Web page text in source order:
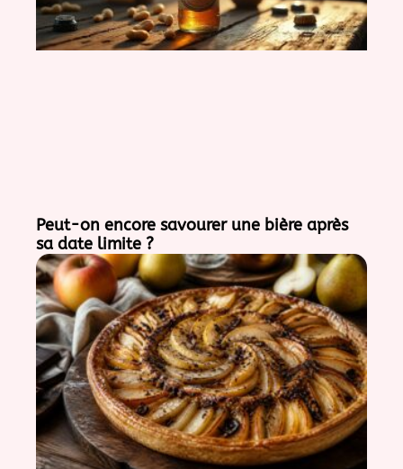
Peut-on encore savourer une bière après
sa date limite ?